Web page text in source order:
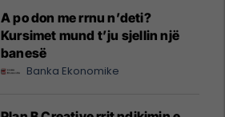
A po don me rrnu n’deti?
Kursimet mund t’ju sjellin një
banesë
Banka Ekonomike